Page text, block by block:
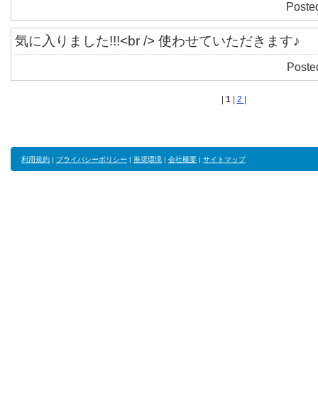
気に入りました!!!<br /> 使わせていただきます♪
1 2
利用規約 | プライバシーポリシー | 推奨環境 | 会社概要 | サイトマップ